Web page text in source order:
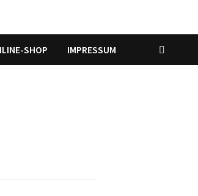
SHOP IMPRESSUM